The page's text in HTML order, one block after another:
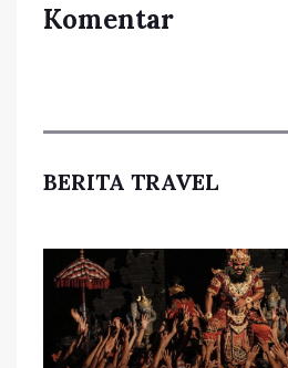
Komentar
BERITA TRAVEL